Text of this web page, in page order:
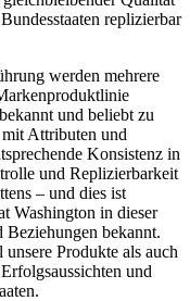
replizierbar
werden mehrere
und beliebt zu
Attributen und
Konsistenz in
und Replizierbarkeit
– und dies ist
Washington in dieser
Beziehungen bekannt.
Produkte als auch
und